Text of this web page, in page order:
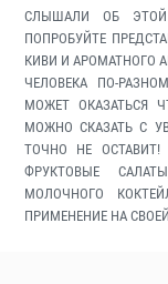
СЛЫШАЛИ ОБ ЭТОЙ
ПОПРОБУЙТЕ
КИВИ И АРОМАТНОГО
ЧЕЛОВЕКА ПО-
МОЖЕТ ОКАЗАТЬСЯ
МОЖНО СКАЗАТЬ С
ТОЧНО НЕ
ФРУКТОВЫЕ
МОЛОЧНОГО
ПРИМЕНЕНИЕ НА